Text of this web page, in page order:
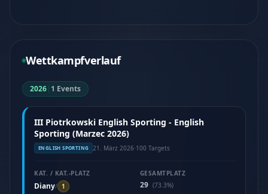
Wettkampfverlauf
2026| 1 Events
III Piotrkowski English Sporting - English
Sporting (Marzec 2026)
ENGLISH SPORTING 21. März 2026·100 Targets
KAT. / KAT.-PLATZ
Diany/ 1
GESAMTPLATZ
29 (73.3%)